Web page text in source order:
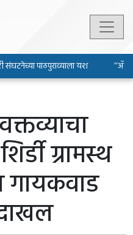
पाठपुराव्याला यश
ग्रामस्थ